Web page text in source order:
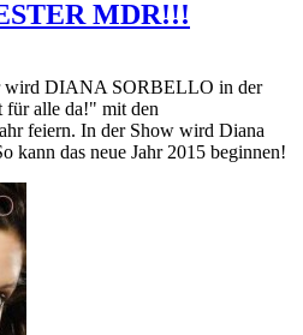
MDR!!!
wird DIANA SORBELLO in der
für alle da!" mit den
feiern. In der Show wird Diana
kann das neue Jahr 2015 beginnen!